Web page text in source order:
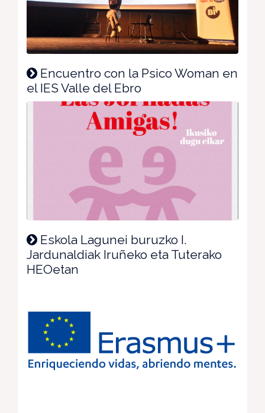
Encuentro con la Psico Woman en
el IES Valle del Ebro
Eskola Lagunei buruzko I.
Jardunaldiak Iruñeko eta Tuterako
HEOetan